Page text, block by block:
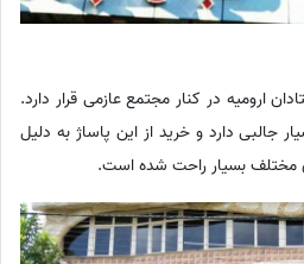
ارومیه در کنار مجتمع عازمی قرار دارد.
جالبی دارد و خرید از این پاساژ به دلیل
مختلف بسیار راحت شده است.